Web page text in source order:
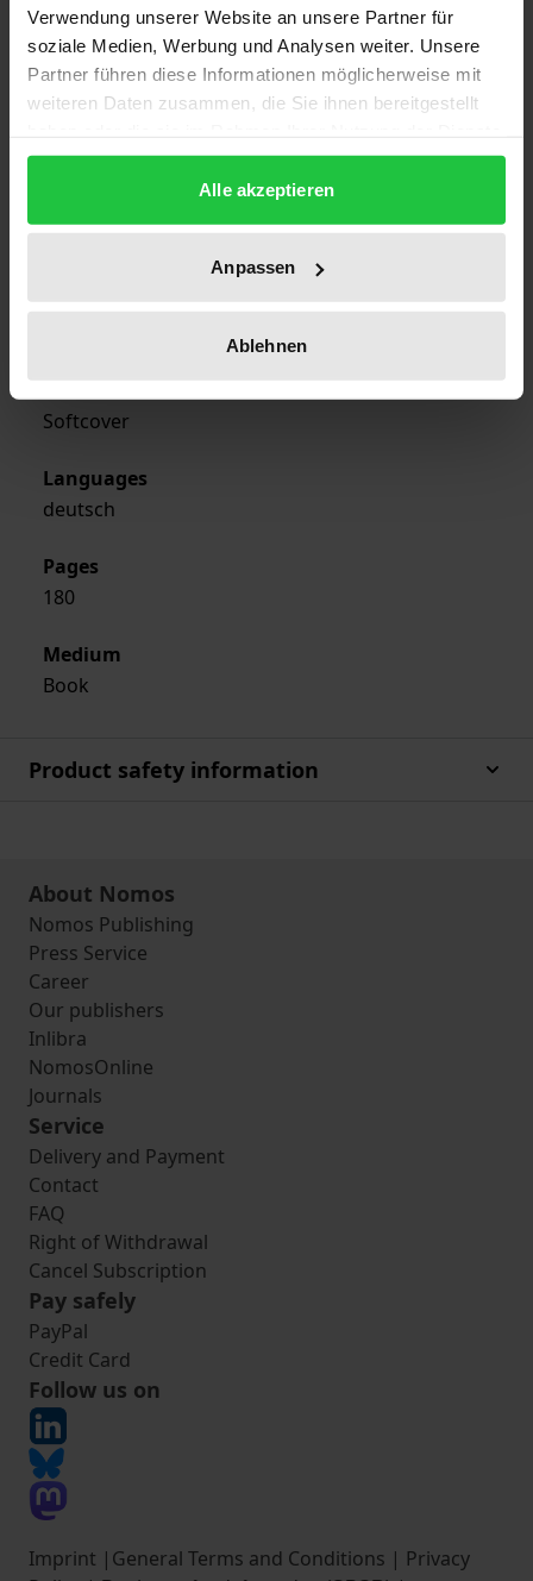
Verwendung unserer Website an unsere Partner für
soziale Medien, Werbung und Analysen weiter. Unsere
Partner führen diese Informationen möglicherweise mit
weiteren Daten zusammen, die Sie ihnen bereitgestellt
gesammelt haben.
Alle akzeptieren
Anpassen
Ablehnen
ISBN
978-3-7890-2458-0
Dec 3, 1991
Publisher
Softcover
Languages
deutsch
Pages
180
Medium
Book
Product safety information
About Nomos
Nomos Publishing
Press Service
Career
Our publishers
Inlibra
NomosOnline
Journals
Service
Delivery and Payment
Contact
FAQ
Right of Withdrawal
Cancel Subscription
Pay safely
PayPal
Credit Card
Follow us on
Imprint | General Terms and Conditions | Privacy